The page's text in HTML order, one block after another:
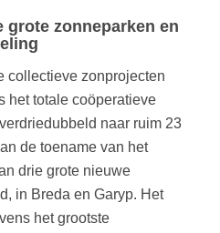
grote zonneparken en
collectieve zonprojecten
het totale coöperatieve
naar ruim 23
de toename van het
drie grote nieuwe
in Breda en Garyp. Het
het grootste